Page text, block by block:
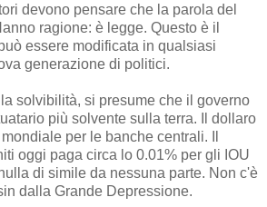
devono pensare che la parola del
ragione: è legge. Questo è il
essere modificata in qualsiasi
generazione di politici.
solvibilità, si presume che il governo
più solvente sulla terra. Il dollaro
per le banche centrali. Il
oggi paga circa lo 0.01% per gli IOU
di simile da nessuna parte. Non c'è
dalla Grande Depressione.